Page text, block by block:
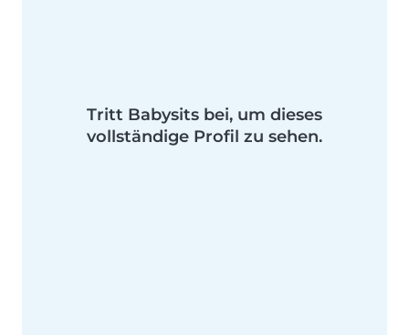
Tritt Babysits bei, um dieses
vollständige Profil zu sehen.